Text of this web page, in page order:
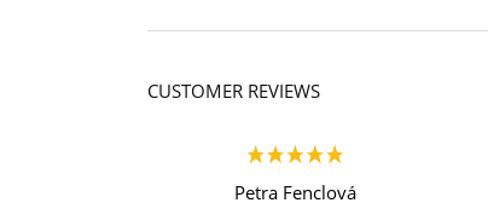
CUSTOMER REVIEWS
Petra Fenclová